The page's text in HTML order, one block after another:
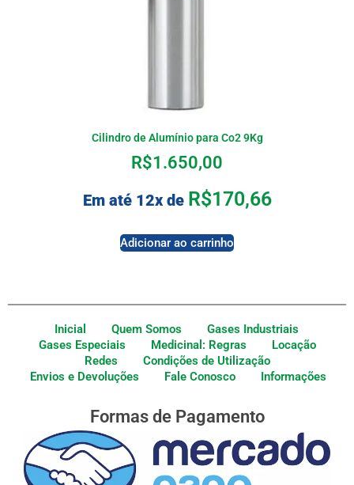
Cilindro de Alumínio para Co2 9Kg
R$1.650,00
Em até 12x de R$170,66
Adicionar ao carrinho
Inicial Quem Somos
Gases Industriais
Gases Especiais
Medicinal: Regras
Locação
Redes
Condições de Utilização
Envios e Devoluções
Fale Conosco Informações
Formas de Pagamento